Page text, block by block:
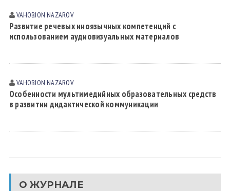
VAHOBJON NАZАROV
Развитие речевых иноязычных компетенций с
использованием аудиовизуальных материалов
VAHOBJON NАZАROV
Особенности мультимедийных образовательных средств
в развитии дидактической коммуникации
О ЖУРНАЛЕ